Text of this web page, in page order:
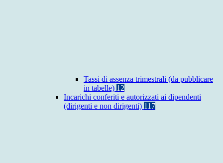
Tassi di assenza trimestrali (da pubblicare
in tabelle) 12
Incarichi conferiti e autorizzati ai dipendenti
(dirigenti e non dirigenti) 117